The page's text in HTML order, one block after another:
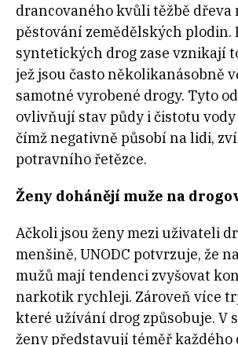
drancovaného kvůli těžbě dřeva
pěstování zemědělských plodin.
syntetických drog zase vznikají
jež jsou často několikanásobně
samotné vyrobené drogy. Tyto
ovlivňují stav půdy i čistotu vody
čímž negativně působí na lidi,
potravního řetězce.
Ženy dohánějí muže na
Ačkoli jsou ženy mezi uživateli
menšině, UNODC potvrzuje, že
mužů mají tendenci zvyšovat
narkotik rychleji. Zároveň více
které užívání drog způsobuje. V
ženy představují téměř